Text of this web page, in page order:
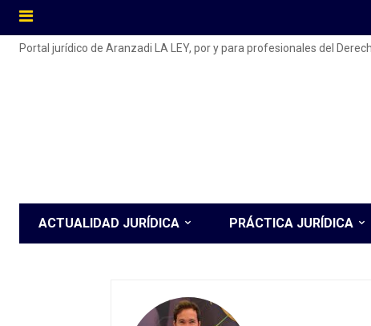
Portal jurídico de Aranzadi LA LEY, por y para profesionales del
ACTUALIDAD JURÍDICA PRÁCTICA JURÍDICA